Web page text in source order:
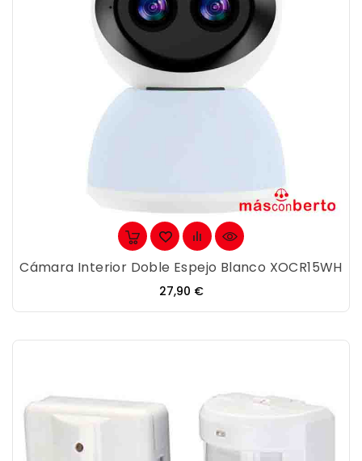
Cámara Interior Doble Espejo Blanco XOCR15WH
Precio
27,90 €